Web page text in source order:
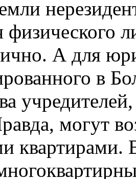
физического
А для
в
могут
квартирами.